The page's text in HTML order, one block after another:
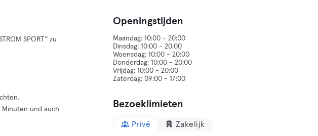
SPORT“ zu
Minuten und auch
Openingstijden
Maandag: 10:00 - 20:00
Dinsdag: 10:00 - 20:00
Woensdag: 10:00 - 20:00
Donderdag: 10:00 - 20:00
Vrijdag: 10:00 - 20:00
Bezoeklimieten
Privé Zakelijk